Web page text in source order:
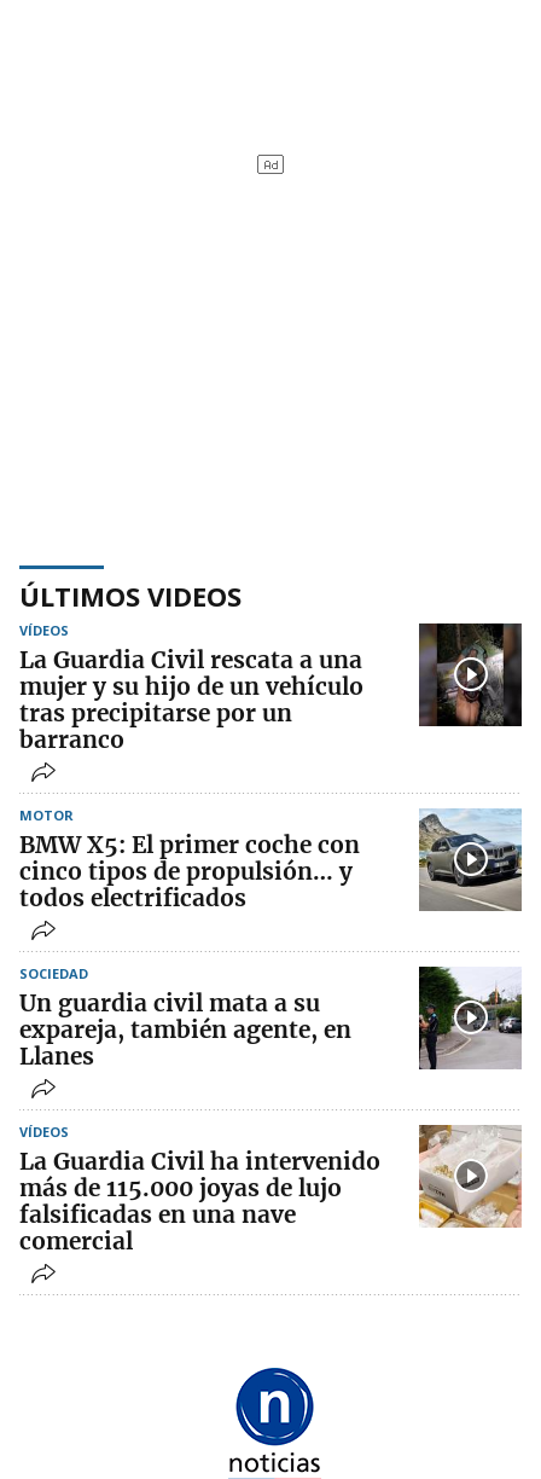
ÚLTIMOS VIDEOS
VÍDEOS
La Guardia Civil rescata a una
mujer y su hijo de un vehículo
tras precipitarse por un
barranco
MOTOR
BMW X5: El primer coche con
cinco tipos de propulsión… y
todos electrificados
SOCIEDAD
Un guardia civil mata a su
expareja, también agente, en
Llanes
VÍDEOS
La Guardia Civil ha intervenido
más de 115.000 joyas de lujo
falsificadas en una nave
comercial